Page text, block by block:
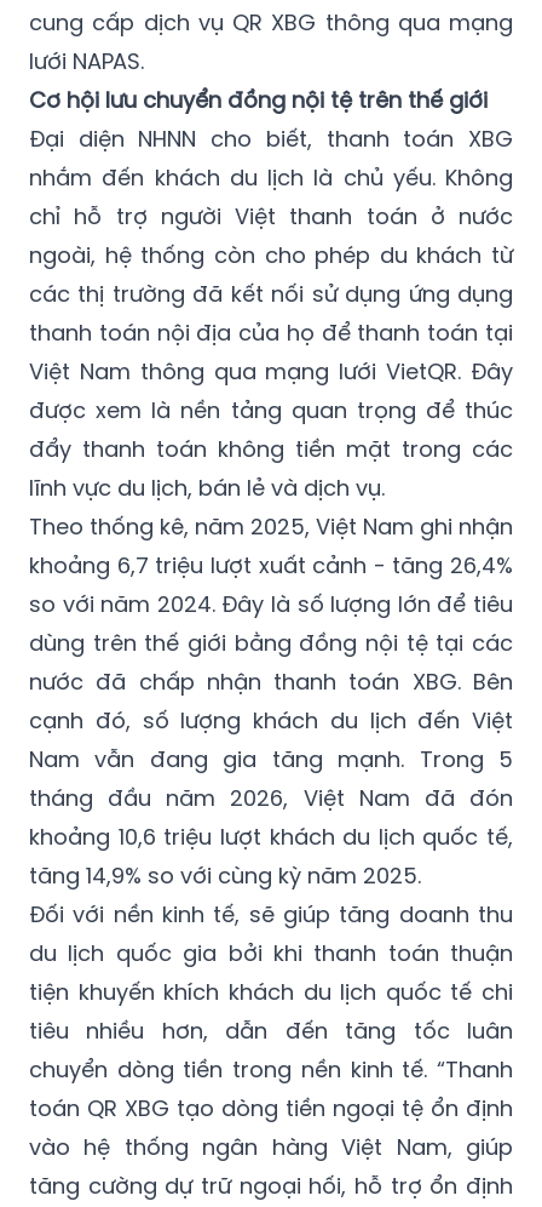
cung cấp dịch vụ QR XBG thông qua mạng
lưới NAPAS.
Cơ hội lưu chuyển đồng nội tệ trên thế giới
Đại diện NHNN cho biết, thanh toán XBG
nhắm đến khách du lịch là chủ yếu. Không
chỉ hỗ trợ người Việt thanh toán ở nước
ngoài, hệ thống còn cho phép du khách từ
các thị trường đã kết nối sử dụng ứng dụng
thanh toán nội địa của họ để thanh toán tại
Việt Nam thông qua mạng lưới VietQR. Đây
được xem là nền tảng quan trọng để thúc
đẩy thanh toán không tiền mặt trong các
lĩnh vực du lịch, bán lẻ và dịch vụ.
Theo thống kê, năm 2025, Việt Nam ghi nhận
khoảng 6,7 triệu lượt xuất cảnh - tăng 26,4%
so với năm 2024. Đây là số lượng lớn để tiêu
dùng trên thế giới bằng đồng nội tệ tại các
nước đã chấp nhận thanh toán XBG. Bên
cạnh đó, số lượng khách du lịch đến Việt
Nam vẫn đang gia tăng mạnh. Trong 5
tháng đầu năm 2026, Việt Nam đã đón
khoảng 10,6 triệu lượt khách du lịch quốc tế,
tăng 14,9% so với cùng kỳ năm 2025.
Đối với nền kinh tế, sẽ giúp tăng doanh thu
du lịch quốc gia bởi khi thanh toán thuận
tiện khuyến khích khách du lịch quốc tế chi
tiêu nhiều hơn, dẫn đến tăng tốc luân
chuyển dòng tiền trong nền kinh tế. “Thanh
toán QR XBG tạo dòng tiền ngoại tệ ổn định
vào hệ thống ngân hàng Việt Nam, giúp
tăng cường dự trữ ngoại hối, hỗ trợ ổn định